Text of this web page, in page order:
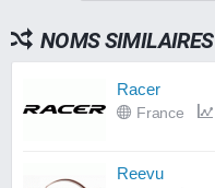
NOMS SIMILAIRES
Racer
France
Reevu